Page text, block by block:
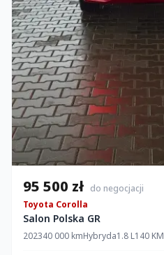
95 500 zł do negocjacji
Toyota Corolla
Salon Polska GR
202340 000 kmHybryda1.8 L140 KM